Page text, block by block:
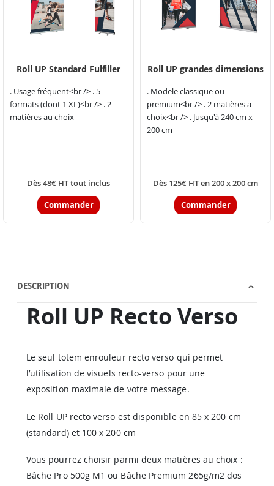
Roll UP Standard Fulfiller
. Usage fréquent<br /> . 5
formats (dont 1 XL)<br /> . 2
matières au choix
Dès 48€ HT tout inclus
Commander
Roll UP grandes dimensions
. Modele classique ou
premium<br /> . 2 matières a
choix<br /> . Jusqu'à 240 cm x
200 cm
Dès 125€ HT en 200 x 200 cm
Commander
DESCRIPTION
Roll UP Recto Verso
Le seul totem enrouleur recto verso qui permet
l’utilisation de visuels recto-verso pour une
exposition maximale de votre message.
Le Roll UP recto verso est disponible en 85 x 200 cm
(standard) et 100 x 200 cm
Vous pourrez choisir parmi deux matières au choix :
Bâche Pro 500g M1 ou Bâche Premium 265g/m2 dos